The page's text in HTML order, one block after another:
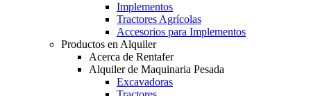
Implementos
Tractores Agrícolas
Accesorios para Implementos
Productos en Alquiler
Acerca de Rentafer
Alquiler de Maquinaria Pesada
Excavadoras